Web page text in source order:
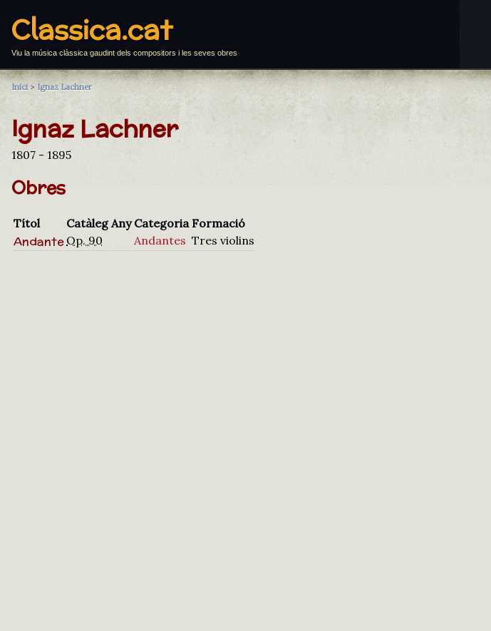
Classica.cat
Viu la música clàssica gaudint dels compositors i les seves obres
Inici > Ignaz Lachner
Ignaz Lachner
1807 - 1895
Obres
Títol Catàleg Any Categoria Formació
Andante Op. 90 Andantes Tres violins